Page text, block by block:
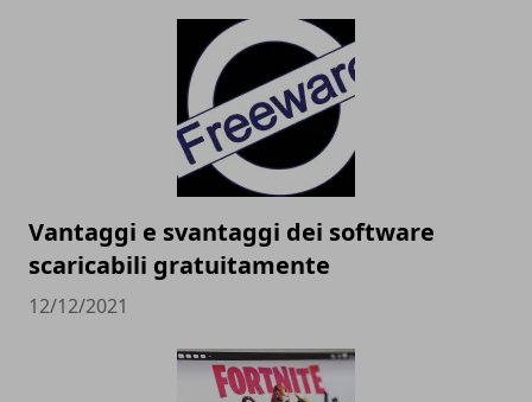
Vantaggi e svantaggi dei software
scaricabili gratuitamente
12/12/2021